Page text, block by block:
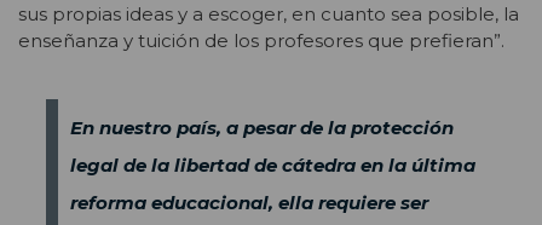
sus propias ideas y a escoger, en cuanto sea posible, la
enseñanza y tuición de los profesores que prefieran”.
En nuestro país, a pesar de la protección
legal de la libertad de cátedra en la última
reforma educacional, ella requiere ser